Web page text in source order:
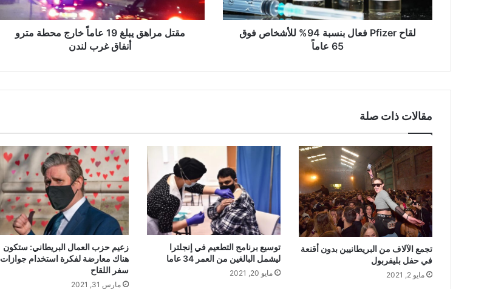
عاماً
لقاح Pfizer فعال بنسبة 94% للأشخاص فوق
65 عاماً
مترو
أنفاق
مقتل مراهق يبلغ 19 عاماً خارج محطة مترو
أنفاق غرب لندن
مقالات ذات صلة
تجمع الآلاف من البريطانيين بدون أقنعة
في حفل بليفربول
مايو 2, 2021
توسيع برنامج التطعيم في إنجلترا
ليشمل البالغين من العمر 34 عاما
مايو 20, 2021
زعيم حزب العمال البريطاني: ستكون
هناك معارضة لفكرة استخدام جوازات
سفر اللقاح
مارس 31, 2021